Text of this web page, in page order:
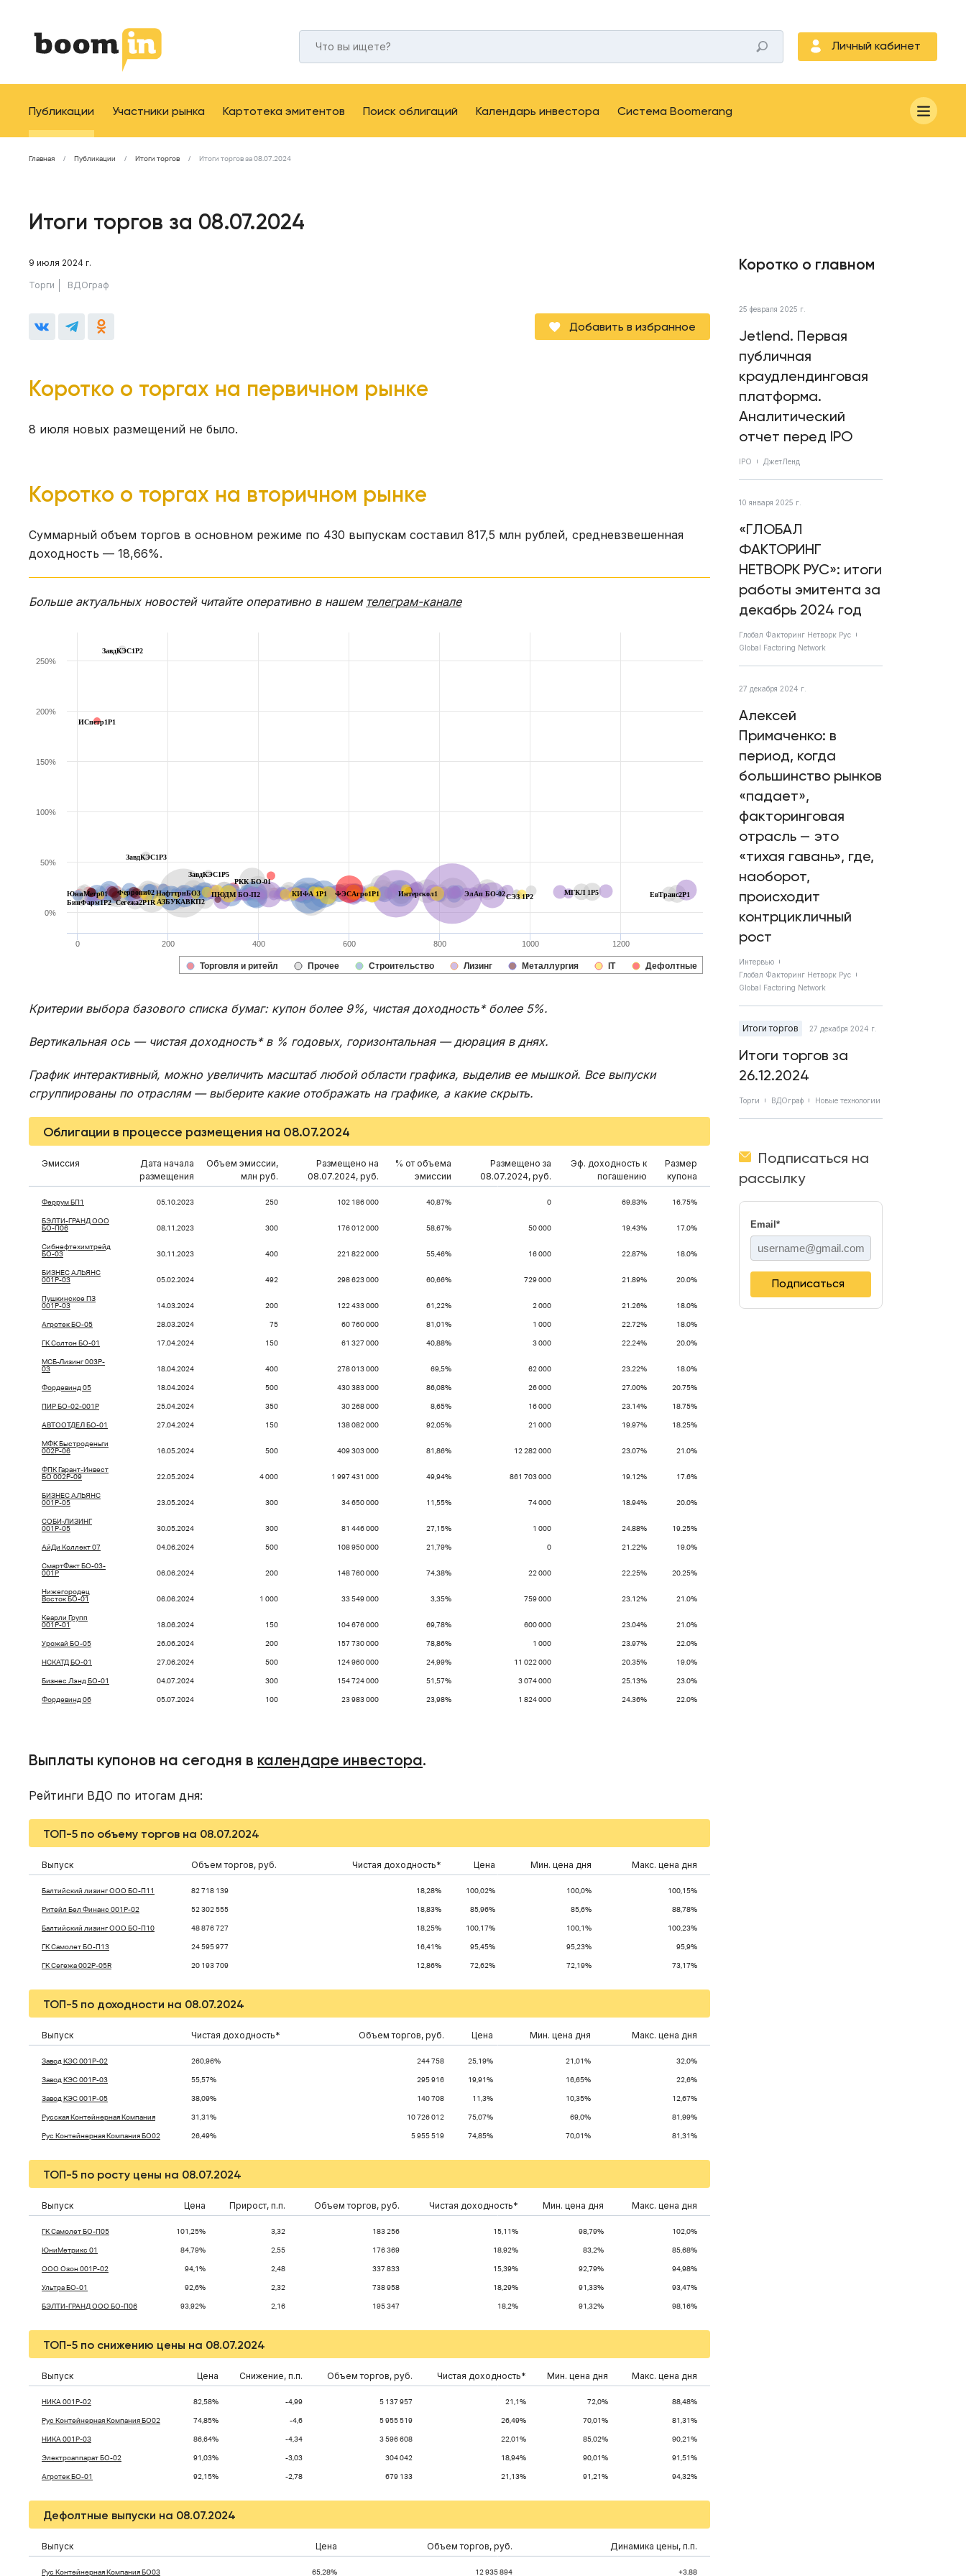
Личный кабинет
Публикации Участники рынка Картотека эмитентов Поиск облигаций Календарь инвестора Система Boomerang
Главная Публикации Итоги торгов Итоги торгов за 08.07.2024
Итоги торгов за 08.07.2024
9 июля 2024 г.
Торги ВДОграф
Добавить в избранное
Коротко о торгах на первичном рынке
8 июля новых размещений не было.
Коротко о торгах на вторичном рынке
Суммарный объем торгов в основном режиме по 430 выпускам составил 817,5 млн рублей, средневзвешенная
доходность — 18,66%.
Больше актуальных новостей читайте оперативно в нашем телеграм-канале
ЮниМетр01 НафттрнБО3 ПЮДМ БО-П2 Интерскол1
Феррони02 КИФА 1P1 ФЭСАгро1Р1 ЭлАп БО-02СЭЗ 1P2
ЗавдКЭС1P2
БинФарм1P2
ЗавдКЭС1Р3
РКК БО-01
АЗБУКАВКП2
Сегежа2P1R
ЕвТранс2P1
ЗавдКЭС1Р5
МГКЛ 1P5
ИСпетр1P1
Торговля и ритейл Прочее Строительство Лизинг Металлургия IT Дефолтные
0 200 400 600 800 1000 1200
0%
50%
100%
150%
200%
250%
Критерии выбора базового списка бумаг: купон более 9%, чистая доходность* более 5%.
Вертикальная ось — чистая доходность* в % годовых, горизонтальная — дюрация в днях.
График интерактивный, можно увеличить масштаб любой области графика, выделив ее мышкой. Все выпуски
сгруппированы по отраслям — выберите какие отображать на графике, а какие скрыть.
Облигации в процессе размещения на 08.07.2024
Эмиссия
Дата начала
размещения
Объем эмиссии,
млн руб.
Размещено на
08.07.2024, руб.
% от объема
эмиссии
Размещено за
08.07.2024, руб.
Эф. доходность к
погашению
Размер
купона
Феррум БП1 05.10.2023 250 102 186 000 40,87% 0 69.83% 16.75%
БЭЛТИ-ГРАНД ООО
БО-П06
08.11.2023 300 176 012 000 58,67% 50 000 19.43% 17.0%
Сибнефтехимтрейд
БО-03
30.11.2023 400 221 822 000 55,46% 16 000 22.87% 18.0%
БИЗНЕС АЛЬЯНС
001P-03
05.02.2024 492 298 623 000 60,66% 729 000 21.89% 20.0%
Пушкинское ПЗ
001Р-03
14.03.2024 200 122 433 000 61,22% 2 000 21.26% 18.0%
Агротек БО-05 28.03.2024 75 60 760 000 81,01% 1 000 22.72% 18.0%
ГК Солтон БО-01 17.04.2024 150 61 327 000 40,88% 3 000 22.24% 20.0%
МСБ-Лизинг 003P-
03
18.04.2024 400 278 013 000 69,5% 62 000 23.22% 18.0%
Фордевинд 05 18.04.2024 500 430 383 000 86,08% 26 000 27.00% 20.75%
ПИР БО-02-001P 25.04.2024 350 30 268 000 8,65% 16 000 23.14% 18.75%
АВТООТДЕЛ БО-01 27.04.2024 150 138 082 000 92,05% 21 000 19.97% 18.25%
МФК Быстроденьги
002Р-06
16.05.2024 500 409 303 000 81,86% 12 282 000 23.07% 21.0%
ФПК Гарант-Инвест
БО 002Р-09
22.05.2024 4 000 1 997 431 000 49,94% 861 703 000 19.12% 17.6%
БИЗНЕС АЛЬЯНС
001P-05
23.05.2024 300 34 650 000 11,55% 74 000 18.94% 20.0%
СОБИ-ЛИЗИНГ
001Р-05
30.05.2024 300 81 446 000 27,15% 1 000 24.88% 19.25%
АйДи Коллект 07 04.06.2024 500 108 950 000 21,79% 0 21.22% 19.0%
СмартФакт БО-03-
001P
06.06.2024 200 148 760 000 74,38% 22 000 22.25% 20.25%
Нижегородец
Восток БО-01
06.06.2024 1 000 33 549 000 3,35% 759 000 23.12% 21.0%
Кеарли Групп
001Р-01
18.06.2024 150 104 676 000 69,78% 600 000 23.04% 21.0%
Урожай БО-05 26.06.2024 200 157 730 000 78,86% 1 000 23.97% 22.0%
НСКАТД БО-01 27.06.2024 500 124 960 000 24,99% 11 022 000 20.35% 19.0%
Бизнес Лэнд БО-01 04.07.2024 300 154 724 000 51,57% 3 074 000 25.13% 23.0%
Фордевинд 06 05.07.2024 100 23 983 000 23,98% 1 824 000 24.36% 22.0%
Выплаты купонов на сегодня в календаре инвестора.
Рейтинги ВДО по итогам дня:
ТОП-5 по объему торгов на 08.07.2024
Выпуск Объем торгов, руб. Чистая доходность* Цена Мин. цена дня Макс. цена дня
Балтийский лизинг ООО БО-П11 82 718 139 18,28% 100,02% 100,0% 100,15%
Ритейл Бел Финанс 001P-02 52 302 555 18,83% 85,96% 85,6% 88,78%
Балтийский лизинг ООО БО-П10 48 876 727 18,25% 100,17% 100,1% 100,23%
ГК Самолет БО-П13 24 595 977 16,41% 95,45% 95,23% 95,9%
ГК Сегежа 002P-05R 20 193 709 12,86% 72,62% 72,19% 73,17%
ТОП-5 по доходности на 08.07.2024
Выпуск Чистая доходность* Объем торгов, руб. Цена Мин. цена дня Макс. цена дня
Завод КЭС 001P-02 260,96% 244 758 25,19% 21,01% 32,0%
Завод КЭС 001Р-03 55,57% 295 916 19,91% 16,65% 22,6%
Завод КЭС 001Р-05 38,09% 140 708 11,3% 10,35% 12,67%
Русская Контейнерная Компания 31,31% 10 726 012 75,07% 69,0% 81,99%
Рус Контейнерная Компания БО02 26,49% 5 955 519 74,85% 70,01% 81,31%
ТОП-5 по росту цены на 08.07.2024
Выпуск Цена Прирост, п.п. Объем торгов, руб. Чистая доходность* Мин. цена дня Макс. цена дня
ГК Самолет БО-П05 101,25% 3,32 183 256 15,11% 98,79% 102,0%
ЮниМетрикс 01 84,79% 2,55 176 369 18,92% 83,2% 85,68%
ООО Озон 001Р-02 94,1% 2,48 337 833 15,39% 92,79% 94,98%
Ультра БО-01 92,6% 2,32 738 958 18,29% 91,33% 93,47%
БЭЛТИ-ГРАНД ООО БО-П06 93,92% 2,16 195 347 18,2% 91,32% 98,16%
ТОП-5 по снижению цены на 08.07.2024
Выпуск Цена Снижение, п.п. Объем торгов, руб. Чистая доходность* Мин. цена дня Макс. цена дня
НИКА 001Р-02 82,58% -4,99 5 137 957 21,1% 72,0% 88,48%
Рус Контейнерная Компания БО02 74,85% -4,6 5 955 519 26,49% 70,01% 81,31%
НИКА 001Р-03 86,64% -4,34 3 596 608 22,01% 85,02% 90,21%
Электроаппарат БО-02 91,03% -3,03 304 042 18,94% 90,01% 91,51%
Агротек БО-01 92,15% -2,78 679 133 21,13% 91,21% 94,32%
Дефолтные выпуски на 08.07.2024
Выпуск Цена Объем торгов, руб. Динамика цены, п.п.
Рус Контейнерная Компания БО03 65,28% 12 935 894 +3.88
Коротко о главном
25 февраля 2025 г.
Jetlend. Первая
публичная
краудлендинговая
платформа.
Аналитический
отчет перед IPO
IPO ДжетЛенд
10 января 2025 г.
«ГЛОБАЛ
ФАКТОРИНГ
НЕТВОРК РУС»: итоги
работы эмитента за
декабрь 2024 год
Глобал Факторинг Нетворк Рус
Global Factoring Network
27 декабря 2024 г.
Алексей
Примаченко: в
период, когда
большинство рынков
«падает»,
факторинговая
отрасль — это
«тихая гавань», где,
наоборот,
происходит
контрцикличный
рост
Интервью
Глобал Факторинг Нетворк Рус
Global Factoring Network
Итоги торгов 27 декабря 2024 г.
Итоги торгов за
26.12.2024
Торги ВДОграф Новые технологии
Подписаться на
рассылку
Email *
Подписаться